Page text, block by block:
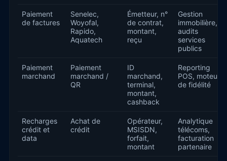
Paiement
de factures
Senelec,
Woyofal,
Rapido,
Aquatech
Émetteur, n°
de contrat,
montant,
reçu
Gestion
immobilière,
audits
services
publics
Paiement
marchand
Paiement
marchand /
QR
ID
marchand,
terminal,
montant,
cashback
Reporting
POS, moteurs
de fidélité
Recharges
crédit et
data
Achat de
crédit
Opérateur,
MSISDN,
forfait,
montant
Analytique
télécoms,
facturation
partenaire